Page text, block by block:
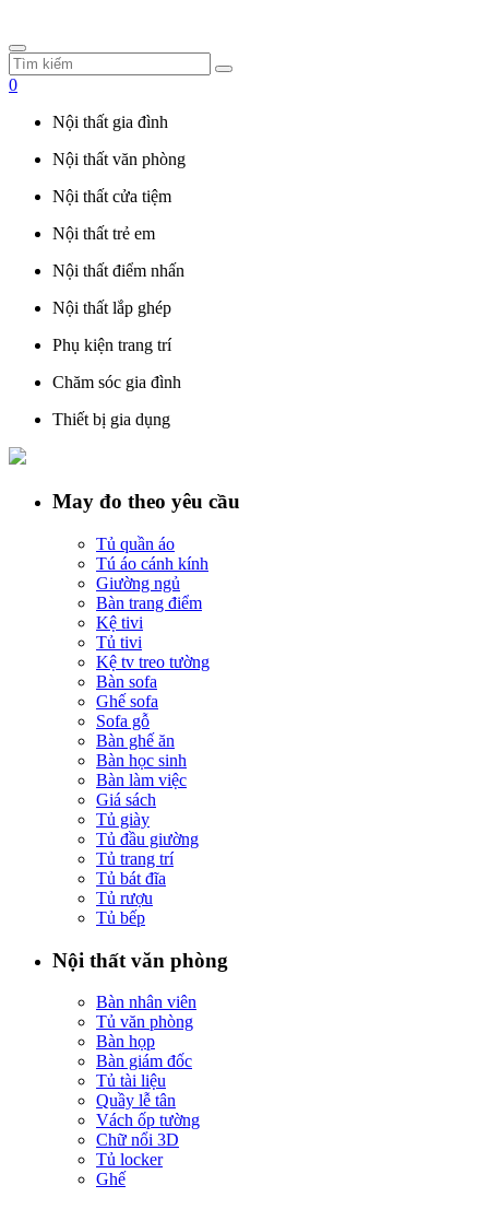
0
Nội thất gia đình
Nội thất văn phòng
Nội thất cửa tiệm
Nội thất trẻ em
Nội thất điểm nhấn
Nội thất lắp ghép
Phụ kiện trang trí
Chăm sóc gia đình
Thiết bị gia dụng
May đo theo yêu cầu
Tủ quần áo
Tú áo cánh kính
Giường ngủ
Bàn trang điểm
Kệ tivi
Tủ tivi
Kệ tv treo tường
Bàn sofa
Ghế sofa
Sofa gỗ
Bàn ghế ăn
Bàn học sinh
Bàn làm việc
Giá sách
Tủ giày
Tủ đầu giường
Tủ trang trí
Tủ bát đĩa
Tủ rượu
Tủ bếp
Nội thất văn phòng
Bàn nhân viên
Tủ văn phòng
Bàn họp
Bàn giám đốc
Tủ tài liệu
Quầy lễ tân
Vách ốp tường
Chữ nổi 3D
Tủ locker
Ghế